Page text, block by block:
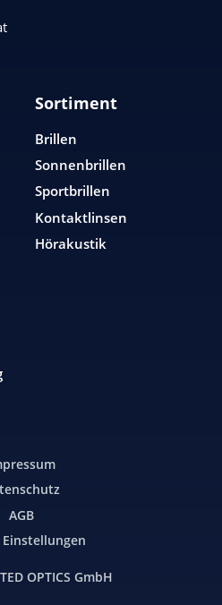
Sortiment
Brillen
Sonnenbrillen
Sportbrillen
Kontaktlinsen
Hörakustik
AGB
OPTICS GmbH